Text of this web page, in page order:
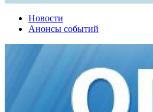
Новости
Анонсы событий